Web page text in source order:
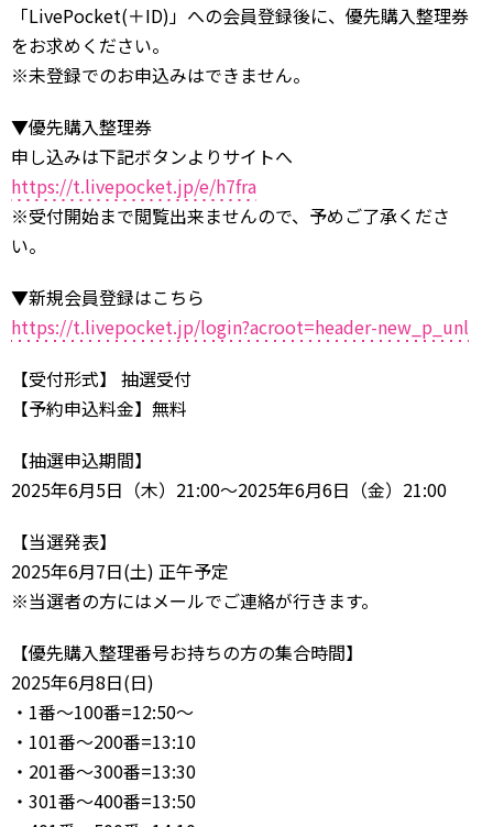
「LivePocket(＋ID)」への会員登録後に、優先購入整理券
をお求めください。
※未登録でのお申込みはできません。
▼優先購入整理券
申し込みは下記ボタンよりサイトへ
https://t.livepocket.jp/e/h7fra
※受付開始まで閲覧出来ませんので、予めご了承くださ
い。
▼新規会員登録はこちら
https://t.livepocket.jp/login?acroot=header-new_p_unl
【受付形式】 抽選受付
【予約申込料金】無料
【抽選申込期間】
2025年6月5日（木）21:00～2025年6月6日（金）21:00
【当選発表】
2025年6月7日(土) 正午予定
※当選者の方にはメールでご連絡が行きます。
【優先購入整理番号お持ちの方の集合時間】
2025年6月8日(日)
・1番～100番=12:50～
・101番～200番=13:10
・201番～300番=13:30
・301番～400番=13:50